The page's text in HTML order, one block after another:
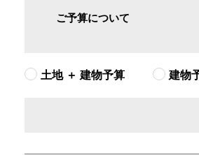
ご予算について
土地 ＋ 建物予算 建物